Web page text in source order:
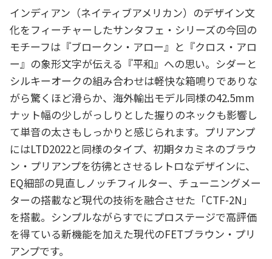
インディアン（ネイティブアメリカン）のデザイン文
化をフィーチャーしたサンタフェ・シリーズの今回の
モチーフは『ブロークン・アロー』と『クロス・アロ
ー』の象形文字が伝える『平和』への思い。シダーと
シルキーオークの組み合わせは軽快な箱鳴りでありな
がら驚くほど滑らか、海外輸出モデル同様の42.5mm
ナット幅の少しがっしりとした握りのネックも影響し
て単音の太さもしっかりと感じられます。プリアンプ
にはLTD2022と同様のタイプ、初期タカミネのブラウ
ン・プリアンプを彷彿とさせるレトロなデザインに、
EQ細部の見直しノッチフィルター、チューニングメー
ターの搭載など現代の技術を融合させた「CTF-2N」
を搭載。シンプルながらすでにプロステージで高評価
を得ている新機能を加えた現代のFETブラウン・プリ
アンプです。